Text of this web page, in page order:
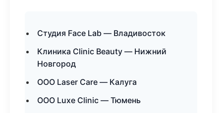
Студия Face Lab — Владивосток
Клиника Clinic Beauty — Нижний
Новгород
ООО Laser Care — Калуга
ООО Luxe Clinic — Тюмень